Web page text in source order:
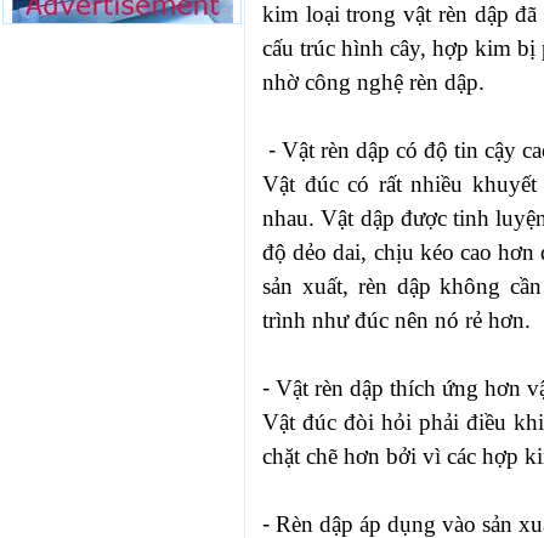
kim loại trong vật rèn dập
cấu trúc hình cây, hợp kim bị
nhờ công nghệ rèn dập.
- Vật rèn dập có độ tin cậy
Vật đúc có rất nhiều
nhau. Vật dập được tinh
độ dẻo dai, chịu kéo cao
sản xuất, rèn dập không
trình như đúc nên nó rẻ hơn.
- Vật rèn dập thích ứng hơn
Vật đúc đòi hỏi phải điều
chặt chẽ hơn bởi vì các hợp
- Rèn dập áp dụng vào sản